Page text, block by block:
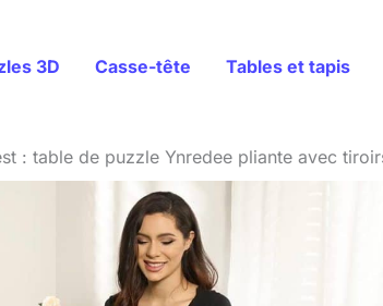
3D Casse-tête Tables et tapis
: table de puzzle Ynredee pliante avec